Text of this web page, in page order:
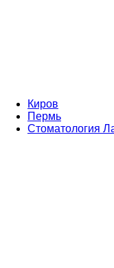
Киров
Пермь
Стоматология